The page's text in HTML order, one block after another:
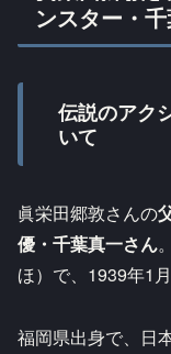
ンスター・
伝説のアク
いて
眞栄田郷敦さんの
優・千葉真一さん
ほ）で、1939年1
福岡県出身で、日